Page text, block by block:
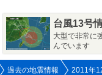
台風13号
大型で非常に
んでいます
過去の地震情報 2011年